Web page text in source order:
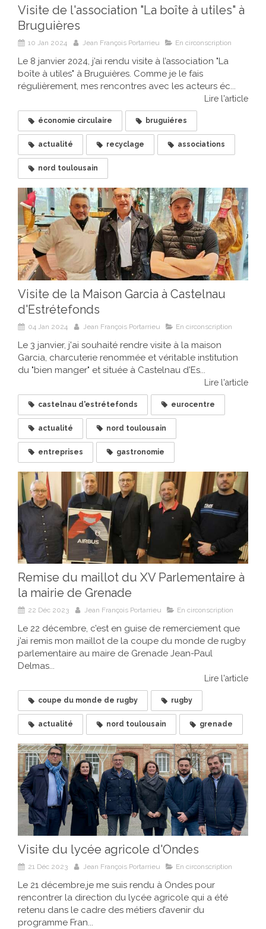
Visite de l'association "La boîte à utiles" à
Bruguières
10 Jan 2024 Jean François Portarrieu En circonscription
Le 8 janvier 2024, j’ai rendu visite à l’association "La
boîte à utiles" à Bruguières. Comme je le fais
régulièrement, mes rencontres avec les acteurs éc...
Lire l'article
économie circulaire bruguiéres
actualité recyclage associations
nord toulousain
Visite de la Maison Garcia à Castelnau
d'Estrétefonds
04 Jan 2024 Jean François Portarrieu En circonscription
Le 3 janvier, j'ai souhaité rendre visite à la maison
Garcia, charcuterie renommée et véritable institution
du "bien manger" et située à Castelnau d'Es...
Lire l'article
castelnau d'estrétefonds eurocentre
actualité nord toulousain
entreprises gastronomie
Remise du maillot du XV Parlementaire à
la mairie de Grenade
22 Déc 2023 Jean François Portarrieu En circonscription
Le 22 décembre, c’est en guise de remerciement que
j’ai remis mon maillot de la coupe du monde de rugby
parlementaire au maire de Grenade Jean-Paul
Delmas...
Lire l'article
coupe du monde de rugby rugby
actualité nord toulousain grenade
Visite du lycée agricole d'Ondes
21 Déc 2023 Jean François Portarrieu En circonscription
Le 21 décembre,je me suis rendu à Ondes pour
rencontrer la direction du lycée agricole qui a été
retenu dans le cadre des métiers d’avenir du
programme Fran...